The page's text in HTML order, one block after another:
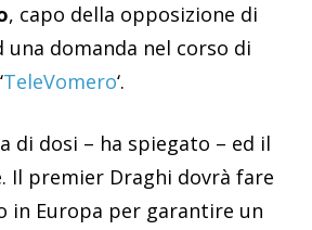
, capo della opposizione di
domanda nel corso di
TeleVomero‘.
di dosi – ha spiegato – ed il
Il premier Draghi dovrà fare
in Europa per garantire un